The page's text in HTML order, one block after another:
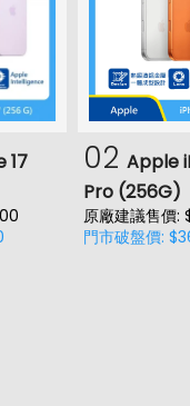
17
02 Apple
Pro (256G)
原廠建議售價:
門市破盤價: